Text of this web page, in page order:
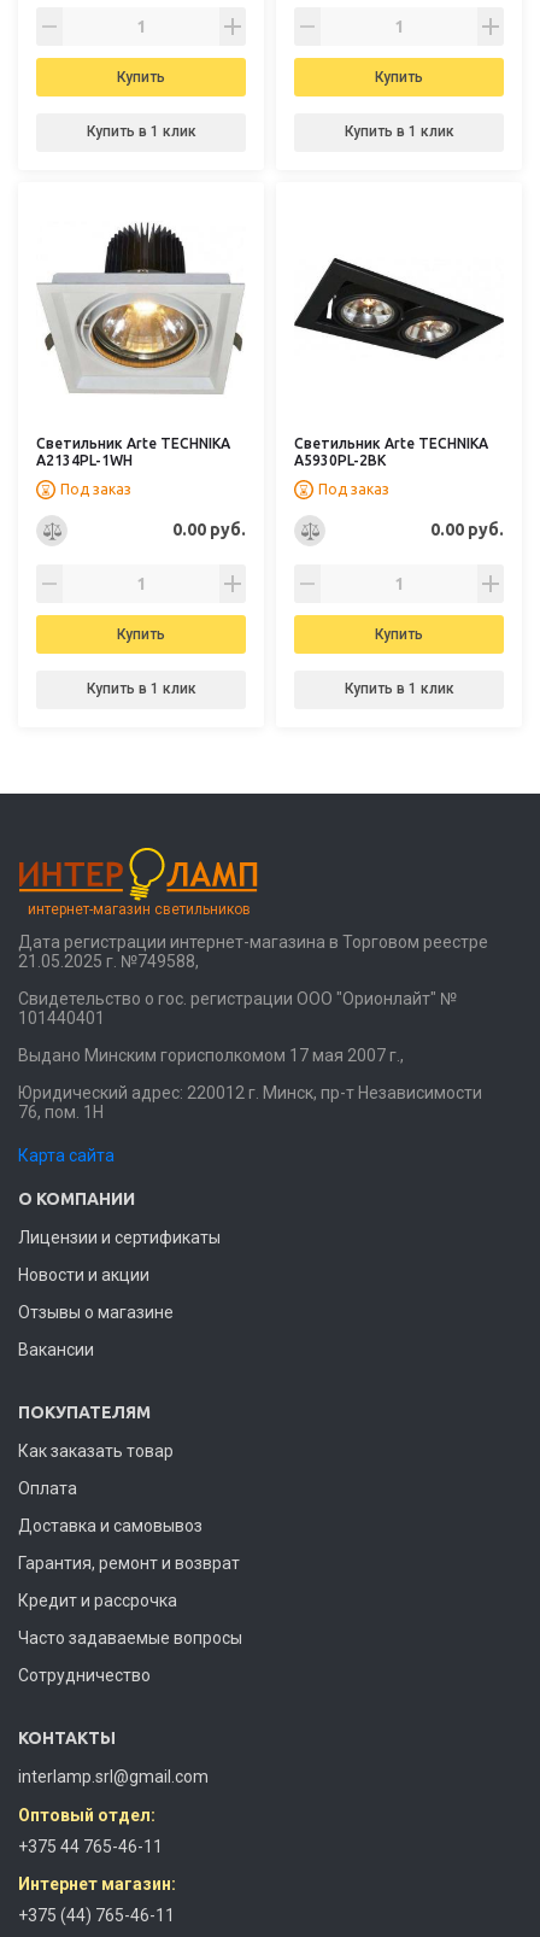
Купить
Купить в 1 клик
Купить
Купить в 1 клик
Светильник Arte TECHNIKA
A2134PL-1WH
Под заказ
0.00 руб.
Купить
Купить в 1 клик
Светильник Arte TECHNIKA
A5930PL-2BK
Под заказ
0.00 руб.
Купить
Купить в 1 клик
интернет-магазин светильников
Дата регистрации интернет-магазина в Торговом реестре
21.05.2025 г. №749588,
Свидетельство о гос. регистрации ООО "Орионлайт" №
101440401
Выдано Минским горисполкомом 17 мая 2007 г.,
Юридический адрес: 220012 г. Минск, пр-т Независимости
76, пом. 1Н
Карта сайта
О КОМПАНИИ
Лицензии и сертификаты
Новости и акции
Отзывы о магазине
Вакансии
ПОКУПАТЕЛЯМ
Как заказать товар
Оплата
Доставка и самовывоз
Гарантия, ремонт и возврат
Кредит и рассрочка
Часто задаваемые вопросы
Сотрудничество
КОНТАКТЫ
interlamp.srl@gmail.com
Оптовый отдел:
+375 44 765-46-11
Интернет магазин:
+375 (44) 765-46-11